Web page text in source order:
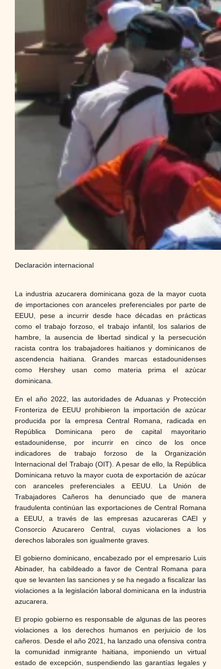
Declaración internacional
La industria azucarera dominicana goza de la mayor cuota
de importaciones con aranceles preferenciales por parte de
EEUU, pese a incurrir desde hace décadas en prácticas
como el trabajo forzoso, el trabajo infantil, los salarios de
hambre, la ausencia de libertad sindical y la persecución
racista contra los trabajadores haitianos y dominicanos de
ascendencia haitiana. Grandes marcas estadounidenses
como Hershey usan como materia prima el azúcar
dominicana.
En el año 2022, las autoridades de Aduanas y Protección
Fronteriza de EEUU prohibieron la importación de azúcar
producida por la empresa Central Romana, radicada en
República Dominicana pero de capital mayoritario
estadounidense, por incurrir en cinco de los once
indicadores de trabajo forzoso de la Organización
Internacional del Trabajo (OIT). A pesar de ello, la República
Dominicana retuvo la mayor cuota de exportación de azúcar
con aranceles preferenciales a EEUU. La Unión de
Trabajadores Cañeros ha denunciado que de manera
fraudulenta continúan las exportaciones de Central Romana
a EEUU, a través de las empresas azucareras CAEI y
Consorcio Azucarero Central, cuyas violaciones a los
derechos laborales son igualmente graves.
El gobierno dominicano, encabezado por el empresario Luis
Abinader, ha cabildeado a favor de Central Romana para
que se levanten las sanciones y se ha negado a fiscalizar las
violaciones a la legislación laboral dominicana en la industria
azucarera.
El propio gobierno es responsable de algunas de las peores
violaciones a los derechos humanos en perjuicio de los
cañeros. Desde el año 2021, ha lanzado una ofensiva contra
la comunidad inmigrante haitiana, imponiendo un virtual
estado de excepción, suspendiendo las garantías legales y